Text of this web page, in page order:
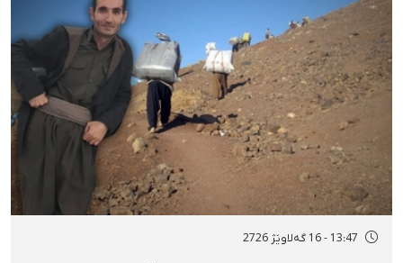
13:47 - 16 گەلاوێژ 2726